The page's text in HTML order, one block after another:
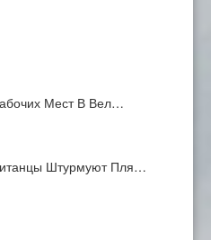
Мест В Вел…
Штурмуют Пля…